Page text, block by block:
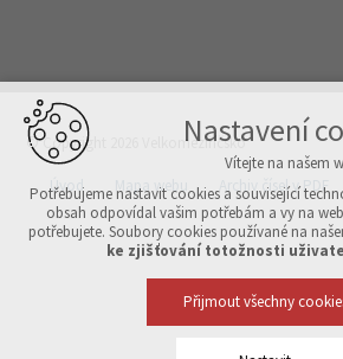
© Copyright 2026 Velkomeziříčsko
Úvod Mapa webu Archiv čísel v PDF
Nastavení
Vítejte na našem
Potřebujeme nastavit cookies a související
obsah odpovídal vašim potřebám a vy na
potřebujete. Soubory cookies používané na
ke zjišťování totožnosti
Přijmout všechny